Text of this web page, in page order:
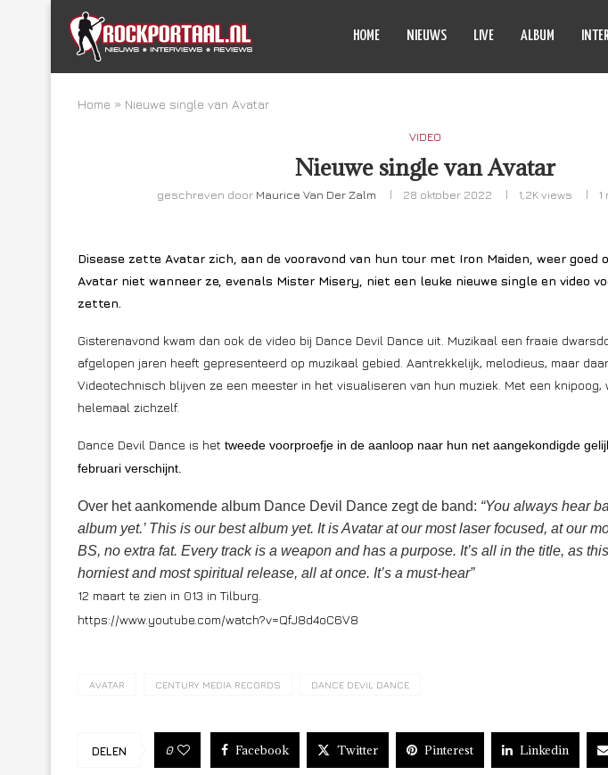
HOME NIEUWS LIVE ALBUM
Home » Nieuwe single van Avatar
VIDEO
Nieuwe single van Avatar
geschreven door Maurice Van Der Zalm 28 oktober 2022 1,2K views
Disease zette Avatar zich, aan de vooravond van hun tour met Iron Maiden, weer goed
Avatar niet wanneer ze, evenals Mister Misery, niet een leuke nieuwe single en video
zetten.
Gisterenavond kwam dan ook de video bij Dance Devil Dance uit. Muzikaal een fraaie
afgelopen jaren heeft gepresenteerd op muzikaal gebied. Aantrekkelijk, melodieus, maar
Videotechnisch blijven ze een meester in het visualiseren van hun muziek. Met een
helemaal zichzelf.
Dance Devil Dance is het tweede voorproefje in de aanloop naar hun net aangekondigde
februari verschijnt.
Over het aankomende album Dance Devil Dance zegt de band: “You always hear
album yet.’ This is our best album yet. It is Avatar at our most laser focused, at our
BS, no extra fat. Every track is a weapon and has a purpose. It’s all in the title, as
horniest and most spiritual release, all at once. It’s a must-hear”
12 maart te zien in 013 in Tilburg.
https://www.youtube.com/watch?v=QfJ8d4oC6V8
AVATAR CENTURY MEDIA RECORDS DANCE DEVIL DANCE
DELEN 0 Facebook Twitter Pinterest Linkedin